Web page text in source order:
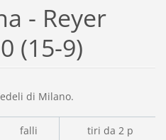
- Reyer
(15-9)
di Milano.
falli tiri da 2 p